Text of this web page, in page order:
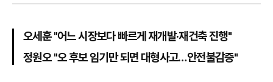
오세훈 "어느 시장보다 빠르게 재개발·재건축 진행"
정원오 "오 후보 임기만 되면 대형사고…안전불감증"